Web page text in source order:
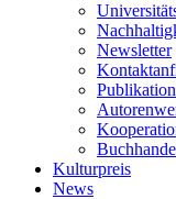
Newsletter
Kulturpreis
News